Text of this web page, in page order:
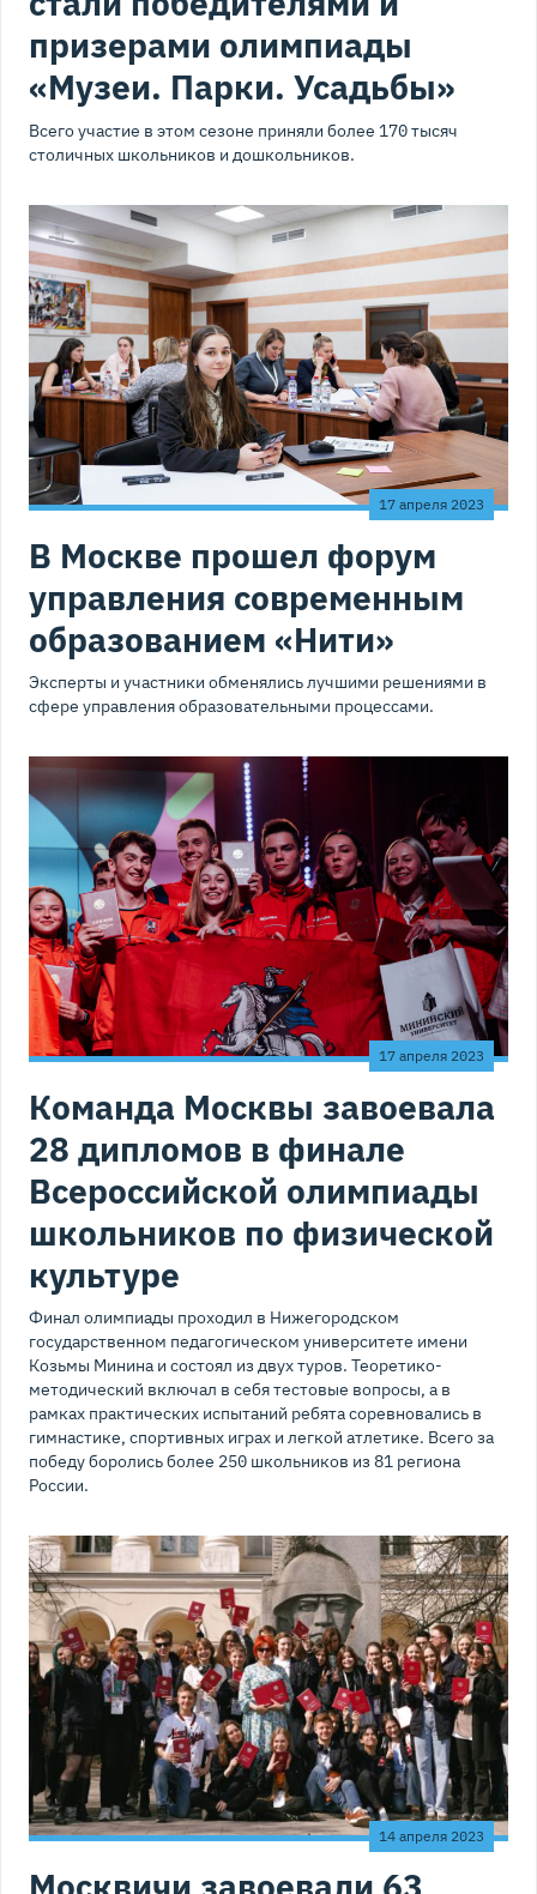
призерами олимпиады
«Музеи. Парки. Усадьбы»
Всего участие в этом сезоне приняли более 170 тысяч
столичных школьников и дошкольников.
17 апреля 2023
В Москве прошел форум
управления современным
образованием «Нити»
Эксперты и участники обменялись лучшими решениями в
сфере управления образовательными процессами.
17 апреля 2023
Команда Москвы завоевала
28 дипломов в финале
Всероссийской олимпиады
школьников по физической
культуре
Финал олимпиады проходил в Нижегородском
государственном педагогическом университете имени
Козьмы Минина и состоял из двух туров. Теоретико-
методический включал в себя тестовые вопросы, а в
рамках практических испытаний ребята соревновались в
гимнастике, спортивных играх и легкой атлетике. Всего за
победу боролись более 250 школьников из 81 региона
России.
14 апреля 2023